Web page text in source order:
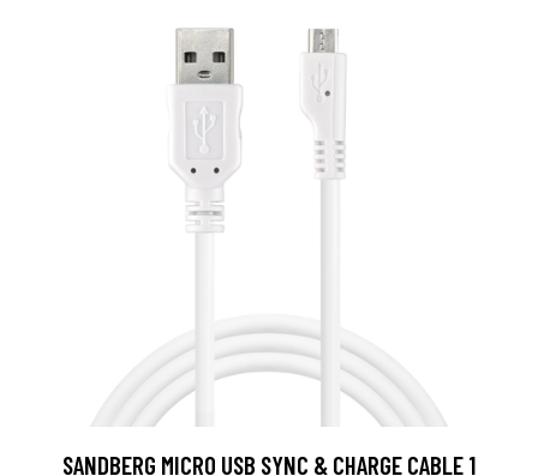
SANDBERG MICRO USB SYNC & CHARGE CABLE 1